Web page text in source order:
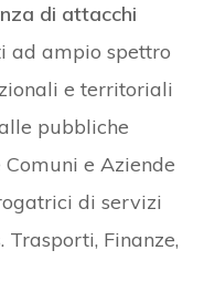
di attacchi
ad ampio spettro
e territoriali
pubbliche
e Aziende
di servizi
Trasporti, Finanze,